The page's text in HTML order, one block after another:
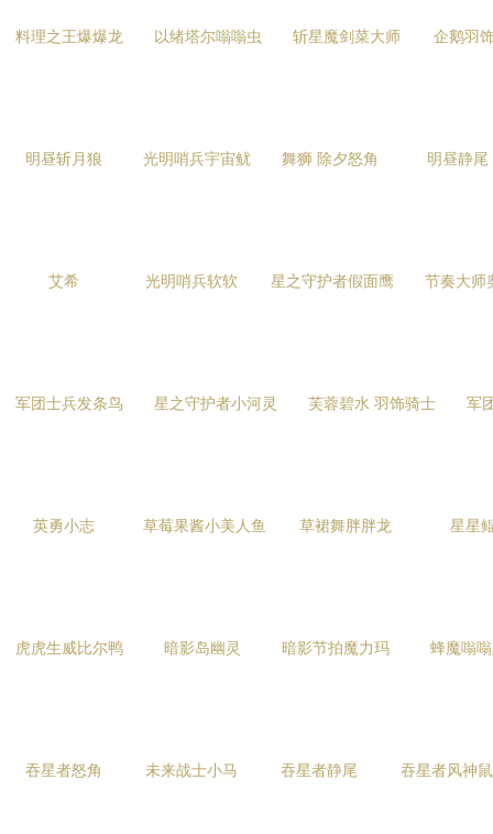
料理之王爆爆龙 以绪塔尔嗡嗡虫 斩星魔剑菜大师 企鹅羽
明昼斩月狼 光明哨兵宇宙鱿 舞狮 除夕怒角 明昼静尾
艾希 光明哨兵软软 星之守护者假面鹰 节奏大师
军团士兵发条鸟 星之守护者小河灵 芙蓉碧水 羽饰骑士 军
英勇小志 草莓果酱小美人鱼 草裙舞胖胖龙 星星
虎虎生威比尔鸭 暗影岛幽灵 暗影节拍魔力玛 蜂魔嗡
吞星者怒角 未来战士小马 吞星者静尾 吞星者风神鼠